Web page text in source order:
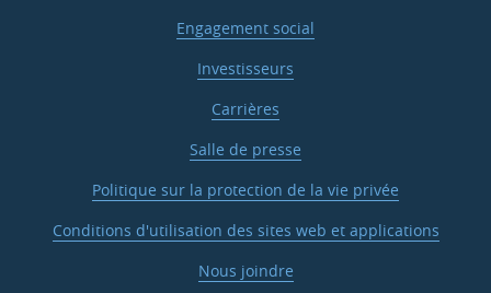
Engagement social
Investisseurs
Carrières
Salle de presse
Politique sur la protection de la vie privée
Conditions d'utilisation des sites web et applications
Nous joindre